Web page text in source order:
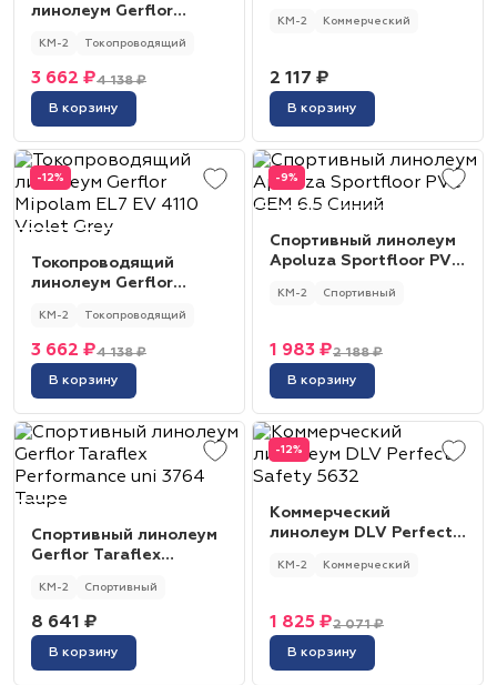
линолеум Gerflor
Quartz
КМ-2 Токопроводящий
4 138 ₽
3 662 ₽
В корзину
КМ-2 Коммерческий
2 117 ₽
В корзину
-12%
Токопроводящий
линолеум Gerflor
Violet Grey
КМ-2 Токопроводящий
4 138 ₽
3 662 ₽
В корзину
-9%
Спортивный линолеум
Apoluza Sportfloor PVC
КМ-2 Спортивный
2 188 ₽
1 983 ₽
В корзину
Спортивный линолеум
Gerflor Taraflex
Taupe
КМ-2 Спортивный
8 641 ₽
В корзину
-12%
Коммерческий
линолеум DLV Perfect
КМ-2 Коммерческий
2 071 ₽
1 825 ₽
В корзину